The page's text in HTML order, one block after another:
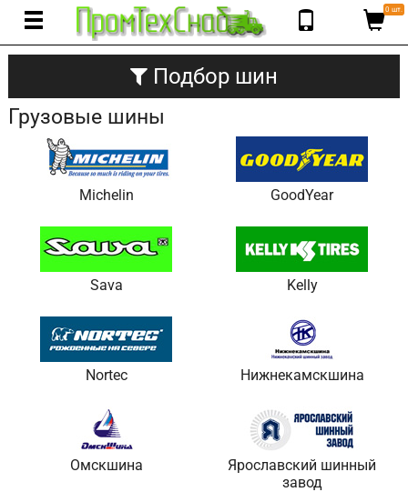
0 шт.
Подбор шин
Грузовые шины
Michelin GoodYear
Sava Kelly
Nortec Нижнекамскшина
Омскшина
Ярославский шинный
завод